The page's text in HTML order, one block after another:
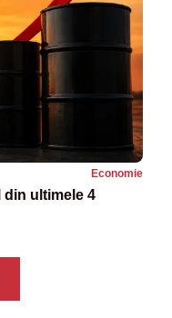
Economie
din ultimele 4